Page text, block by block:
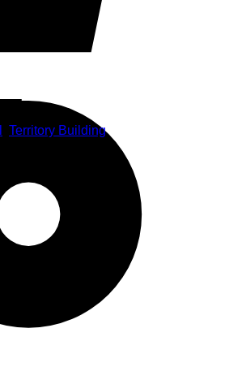
Territory Building